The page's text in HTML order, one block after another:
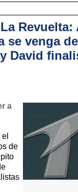
Revuelta:
se venga
David
a
de